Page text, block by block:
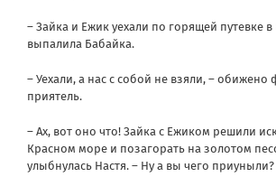
– Зайка и Ежик уехали по горящей путевке в
выпалила Бабайка.
– Уехали, а нас с собой не взяли, – обижено
приятель.
– Ах, вот оно что! Зайка с Ежиком решили
Красном море и позагорать на золотом
улыбнулась Настя. – Ну а вы чего